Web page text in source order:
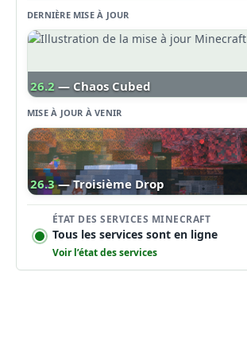
DERNIÈRE MISE À JOUR
26.2 — Chaos Cubed
MISE À JOUR À VENIR
26.3 — Troisième Drop
ÉTAT DES SERVICES MINECRAFT
Tous les services sont en ligne
Voir l’état des services